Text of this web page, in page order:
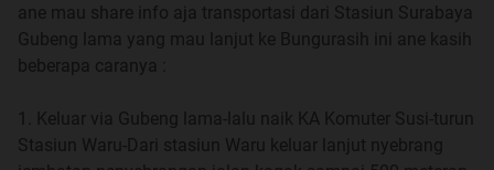
ane mau share info aja transportasi dari Stasiun Surabaya
Gubeng lama yang mau lanjut ke Bungurasih ini ane kasih
beberapa caranya :
1. Keluar via Gubeng lama-lalu naik KA Komuter Susi-turun
Stasiun Waru-Dari stasiun Waru keluar lanjut nyebrang